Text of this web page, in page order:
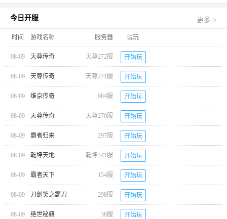
今日开服 更多 >
时间 游戏名称 服务器 试玩
08-09 天尊传奇 天尊272服 开始玩
08-09 天尊传奇 天尊271服 开始玩
08-09 维京传奇 984服 开始玩
08-09 天尊传奇 天尊270服 开始玩
08-09 霸者归来 297服 开始玩
08-09 乾坤天地 乾坤341服 开始玩
08-09 霸者天下 154服 开始玩
08-09 刀剑笑之霸刀 298服 开始玩
08-09 绝世秘籍 38服 开始玩